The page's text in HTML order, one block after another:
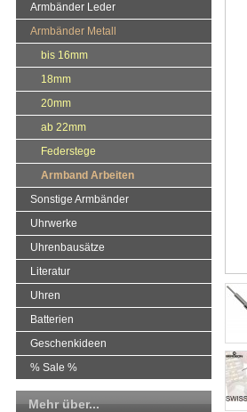
Armbänder Leder
Armbänder Metall
bis 16mm
18mm
20mm
ab 22mm
Federstege
Armband Arbeiten
Sonstige Armbänder
Uhrwerke
Uhrenbausätze
Literatur
Uhren
Batterien
Geschenkideen
% Sale %
Mehr über...